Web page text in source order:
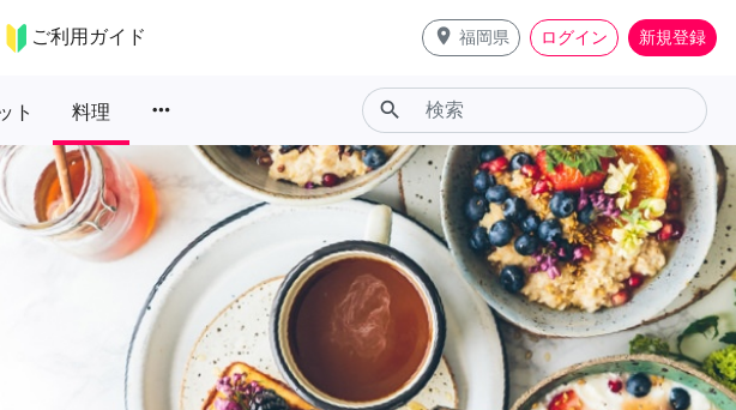
ご利用ガイド place 福岡県 ログイン 新規登録
ト 料理 more_horiz search